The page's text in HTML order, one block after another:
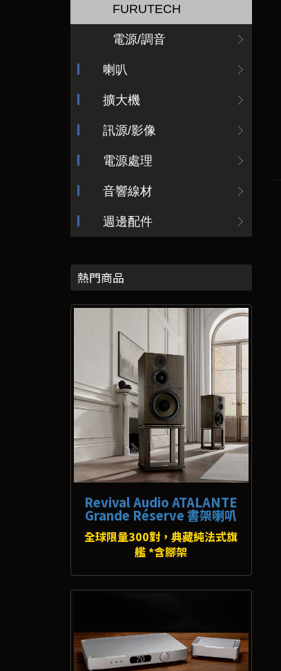
FURUTECH
電源/調音
喇叭
擴大機
訊源/影像
電源處理
音響線材
週邊配件
熱門商品
Revival Audio ATALANTE
Grande Réserve 書架喇叭
全球限量300對，典藏純法式旗
艦 *含腳架